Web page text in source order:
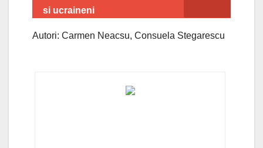
si ucraineni
Autori: Carmen Neacsu, Consuela Stegarescu